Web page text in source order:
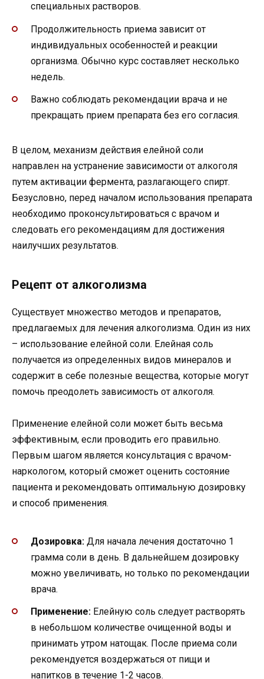
специальных растворов.
Продолжительность приема зависит от
индивидуальных особенностей и реакции
организма. Обычно курс составляет несколько
недель.
Важно соблюдать рекомендации врача и не
прекращать прием препарата без его согласия.
В целом, механизм действия елейной соли
направлен на устранение зависимости от алкоголя
путем активации фермента, разлагающего спирт.
Безусловно, перед началом использования препарата
необходимо проконсультироваться с врачом и
следовать его рекомендациям для достижения
наилучших результатов.
Рецепт от алкоголизма
Существует множество методов и препаратов,
предлагаемых для лечения алкоголизма. Один из них
– использование елейной соли. Елейная соль
получается из определенных видов минералов и
содержит в себе полезные вещества, которые могут
помочь преодолеть зависимость от алкоголя.
Применение елейной соли может быть весьма
эффективным, если проводить его правильно.
Первым шагом является консультация с врачом-
наркологом, который сможет оценить состояние
пациента и рекомендовать оптимальную дозировку
и способ применения.
Дозировка: Для начала лечения достаточно 1
грамма соли в день. В дальнейшем дозировку
можно увеличивать, но только по рекомендации
врача.
Применение: Елейную соль следует растворять
в небольшом количестве очищенной воды и
принимать утром натощак. После приема соли
рекомендуется воздержаться от пищи и
напитков в течение 1-2 часов.